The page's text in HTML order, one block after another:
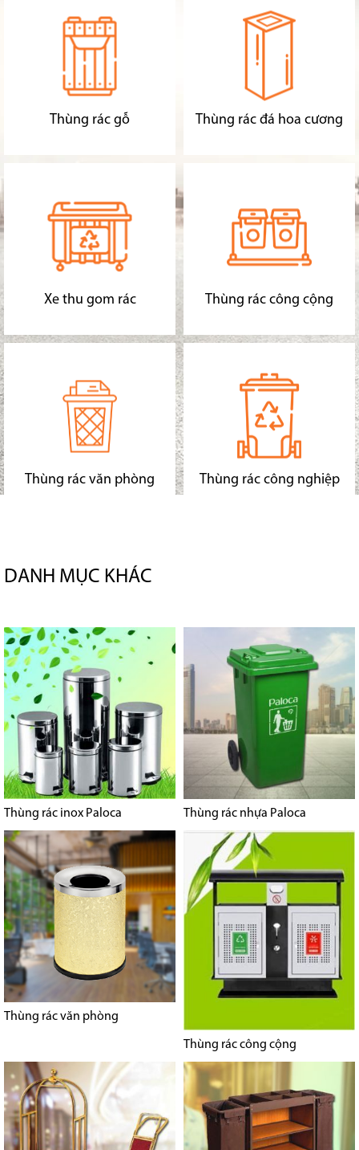
Thùng rác gỗ Thùng rác đá hoa cương
Xe thu gom rác Thùng rác công cộng
Thùng rác văn phòng Thùng rác công nghiệp
DANH MỤC KHÁC
Thùng rác inox Paloca Thùng rác nhựa Paloca
Thùng rác văn phòng
Thùng rác công cộng